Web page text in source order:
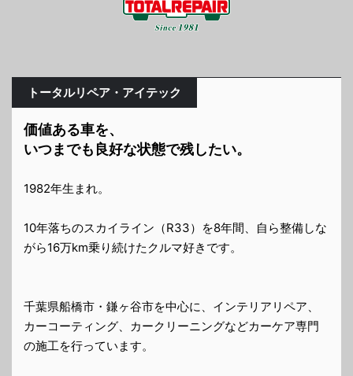
トータルリペア・アイテック
価値ある車を、
いつまでも良好な状態で残したい。
1982年生まれ。
10年落ちのスカイライン（R33）を8年間、自ら整備しな
がら16万km乗り続けたクルマ好きです。
千葉県船橋市・鎌ヶ谷市を中心に、インテリアリペア、
カーコーティング、カークリーニングなどカーケア専門
の施工を行っています。